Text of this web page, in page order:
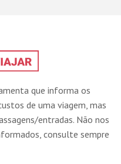
que informa os
de uma viagem, mas
entradas. Não nos
consulte sempre